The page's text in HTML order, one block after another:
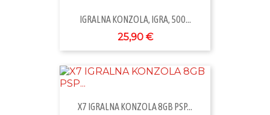
IGRALNA KONZOLA, IGRA, 500...
25,90 €
X7 IGRALNA KONZOLA 8GB PSP...